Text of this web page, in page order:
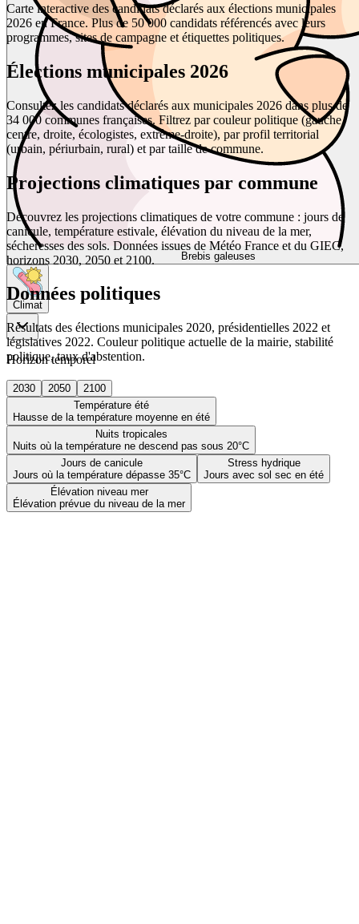
Brebis galeuses
Climat
Horizon temporel
2030 2050
2100
Température été
Hausse de la température moyenne en été
Nuits tropicales
Nuits où la température ne descend pas sous 20°C
Jours de canicule
Jours où la température dépasse 35°C
Stress hydrique
Jours avec sol sec en été
Élévation niveau mer
Élévation prévue du niveau de la mer
Carte interactive des candidats déclarés aux élections municipales
2026 en France. Plus de 50 000 candidats référencés avec leurs
programmes, sites de campagne et étiquettes politiques.
Élections municipales 2026
Consultez les candidats déclarés aux municipales 2026 dans plus de
34 000 communes françaises. Filtrez par couleur politique (gauche,
centre, droite, écologistes, extrême-droite), par profil territorial
(urbain, périurbain, rural) et par taille de commune.
Projections climatiques par commune
Découvrez les projections climatiques de votre commune : jours de
canicule, température estivale, élévation du niveau de la mer,
sécheresses des sols. Données issues de Météo France et du GIEC,
horizons 2030, 2050 et 2100.
Données politiques
Résultats des élections municipales 2020, présidentielles 2022 et
législatives 2022. Couleur politique actuelle de la mairie, stabilité
politique, taux d'abstention.